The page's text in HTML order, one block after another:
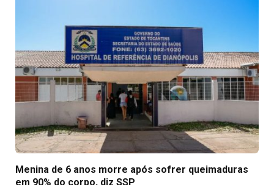
Menina de 6 anos morre após sofrer queimaduras
em 90% do corpo, diz SSP